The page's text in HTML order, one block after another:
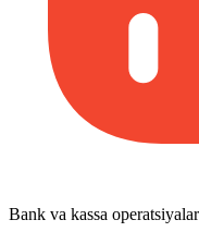
Bank va kassa